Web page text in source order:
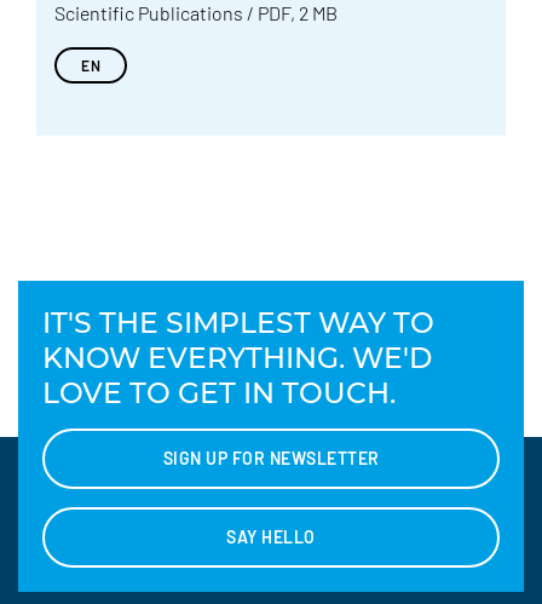
Scientific Publications / PDF, 2 MB
EN
IT'S THE SIMPLEST WAY TO
KNOW EVERYTHING. WE'D
LOVE TO GET IN TOUCH.
SIGN UP FOR NEWSLETTER
SAY HELLO